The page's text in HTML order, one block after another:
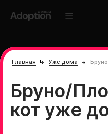
Главная Уже дома
Бруно/
кот уже